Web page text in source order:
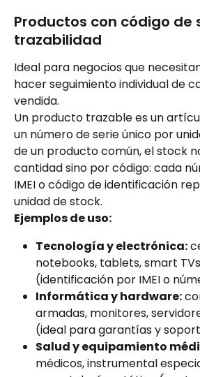
Productos con código de
trazabilidad
Ideal para negocios que
hacer seguimiento individual de
vendida.
Un producto trazable es un
un número de serie único por
de un producto común, el stock
cantidad sino por código: cada
IMEI o código de identificación
unidad de stock.
Ejemplos de uso:
Tecnología y electrónica:
notebooks, tablets, smart
(identificación por IMEI o
Informática y hardware:
armadas, monitores,
(ideal para garantías y
Salud y equipamiento
médicos, instrumental